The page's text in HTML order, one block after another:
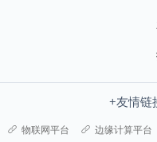
+友情链
物联网平台 边缘计算平台